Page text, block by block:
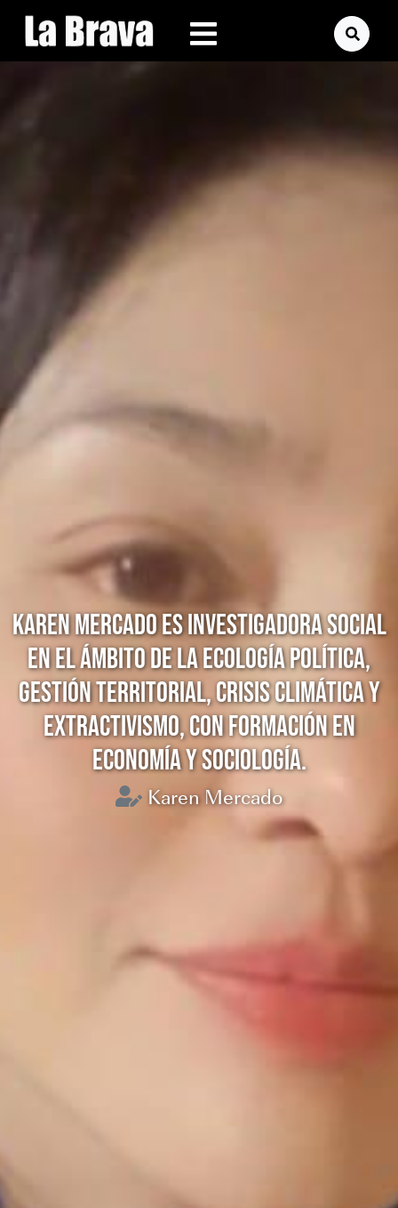
KAREN MERCADO ES INVESTIGADORA SOCIAL
EN EL ÁMBITO DE LA ECOLOGÍA POLÍTICA,
GESTIÓN TERRITORIAL, CRISIS CLIMÁTICA Y
EXTRACTIVISMO, CON FORMACIÓN EN
ECONOMÍA Y SOCIOLOGÍA.
Karen Mercado